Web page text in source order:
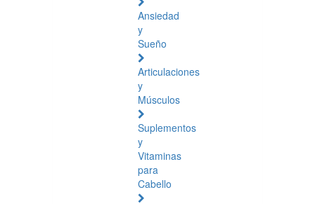
Ansiedad
y
Sueño
Articulaciones
y
Músculos
Suplementos
y
Vitaminas
para
Cabello